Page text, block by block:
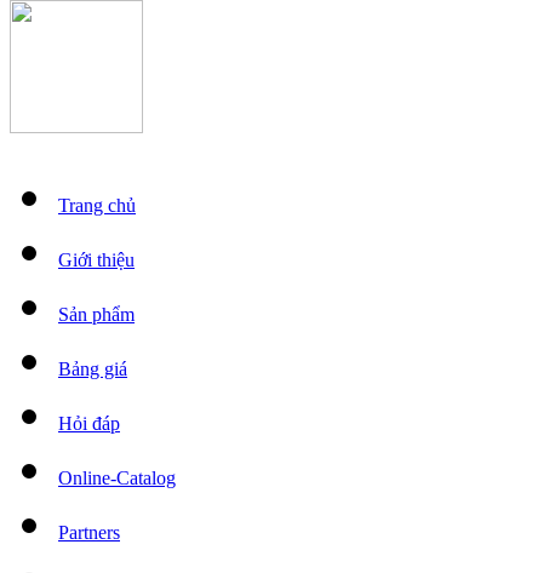
Trang chủ
Giới thiệu
Sản phẩm
Bảng giá
Hỏi đáp
Online-Catalog
Partners